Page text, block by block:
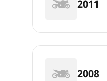
2011
2008